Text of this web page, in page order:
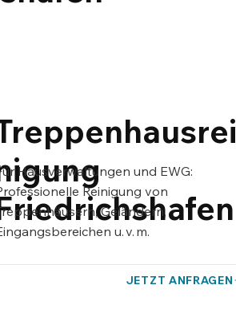
Hausverwaltungen und EWG:
Reinigung von
Geländern,
u. v. m.
JETZT ANFRAGEN